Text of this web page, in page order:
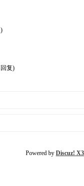
复)
Powered by Discuz!